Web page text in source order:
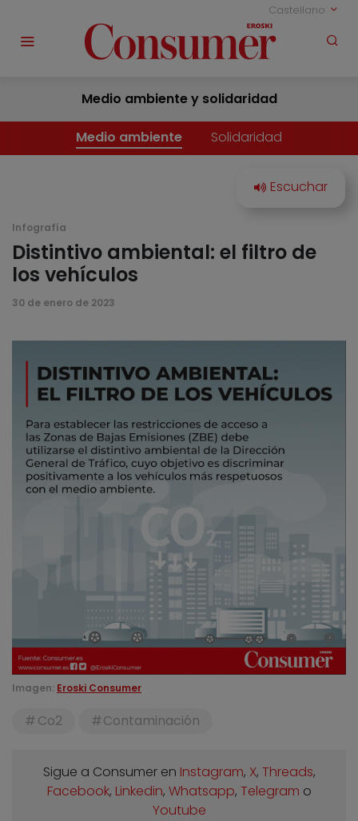
Castellano
Medio ambiente y solidaridad
Medio ambiente Solidaridad
Infografía
Distintivo ambiental: el filtro de
los vehículos
30 de enero de 2023
Imagen: Eroski Consumer
Co2 Contaminación
Sigue a Consumer en Instagram, X, Threads,
Facebook, Linkedin, Whatsapp, Telegram o
Youtube